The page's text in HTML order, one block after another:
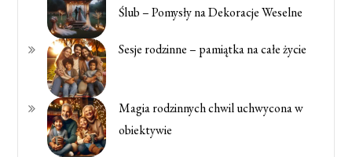
Ślub – Pomysły na Dekoracje Weselne
Sesje rodzinne – pamiątka na całe życie
Magia rodzinnych chwil uchwycona w
obiektywie